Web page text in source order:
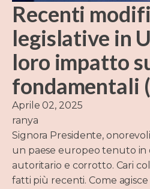
Recenti
legislative in
loro impatto
fondamentali
Aprile 02, 2025
ranya
Signora Presidente,
un paese europeo tenuto in
autoritario e corrotto. Cari
fatti più recenti. Come